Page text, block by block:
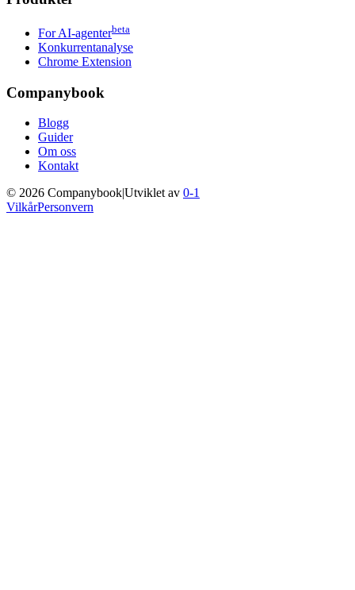
For AI-agenterbeta
Konkurrentanalyse
Chrome Extension
Companybook
Blogg
Guider
Om oss
Kontakt
© 2026 CompanybookUtviklet av 0-1
VilkårPersonvern